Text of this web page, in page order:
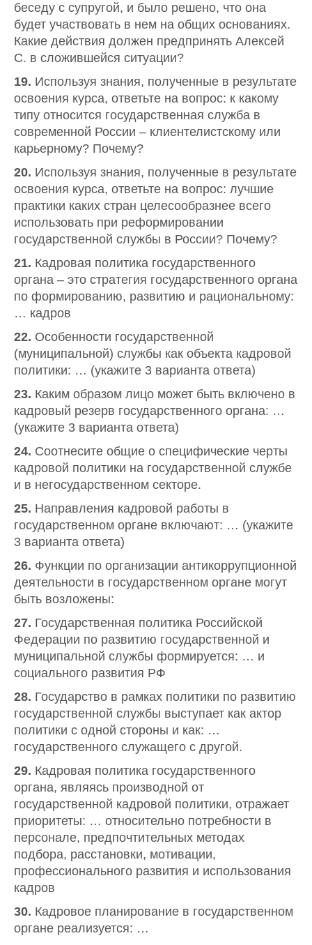
беседу с супругой, и было решено, что она
будет участвовать в нем на общих основаниях.
Какие действия должен предпринять Алексей
С. в сложившейся ситуации?
19. Используя знания, полученные в результате
освоения курса, ответьте на вопрос: к какому
типу относится государственная служба в
современной России – клиентелистскому или
карьерному? Почему?
20. Используя знания, полученные в результате
освоения курса, ответьте на вопрос: лучшие
практики каких стран целесообразнее всего
использовать при реформировании
государственной службы в России? Почему?
21. Кадровая политика государственного
органа – это стратегия государственного органа
по формированию, развитию и рациональному:
… кадров
22. Особенности государственной
(муниципальной) службы как объекта кадровой
политики: … (укажите 3 варианта ответа)
23. Каким образом лицо может быть включено в
кадровый резерв государственного органа: …
(укажите 3 варианта ответа)
24. Соотнесите общие о специфические черты
кадровой политики на государственной службе
и в негосударственном секторе.
25. Направления кадровой работы в
государственном органе включают: … (укажите
3 варианта ответа)
26. Функции по организации антикоррупционной
деятельности в государственном органе могут
быть возложены:
27. Государственная политика Российской
Федерации по развитию государственной и
муниципальной службы формируется: … и
социального развития РФ
28. Государство в рамках политики по развитию
государственной службы выступает как актор
политики с одной стороны и как: …
государственного служащего с другой.
29. Кадровая политика государственного
органа, являясь производной от
государственной кадровой политики, отражает
приоритеты: … относительно потребности в
персонале, предпочтительных методах
подбора, расстановки, мотивации,
профессионального развития и использования
кадров
30. Кадровое планирование в государственном
органе реализуется: …